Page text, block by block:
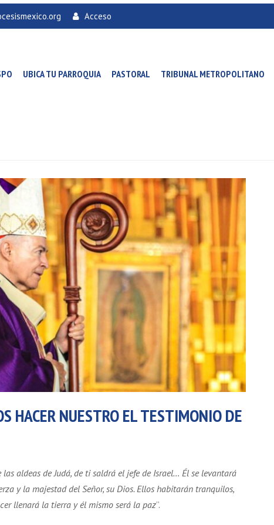
Acceso
UBICA TU PARROQUIA PASTORAL TRIBUNAL METROPOLITANO
HACER NUESTRO EL TESTIMONIO DE
aldeas de Judá, de ti saldrá el jefe de Israel… Él se levantará
y la majestad del Señor, su Dios. Ellos habitarán tranquilos,
llenará la tierra y él mismo será la paz”.